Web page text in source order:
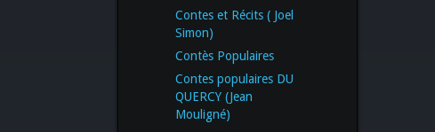
Contes et Récits ( Joel
Simon)
Contès Populaires
Contes populaires DU
QUERCY (Jean
Mouligné)